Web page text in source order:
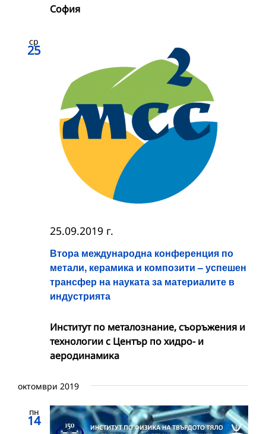
София
ср
25
Втора международна конференция по
метали, керамика и композити – успешен
трансфер на науката за материалите в
индустрията
25.09.2019 г.
Институт по металознание, съоръжения и
технологии с Център по хидро- и
аеродинамика
октомври 2019
пн
14